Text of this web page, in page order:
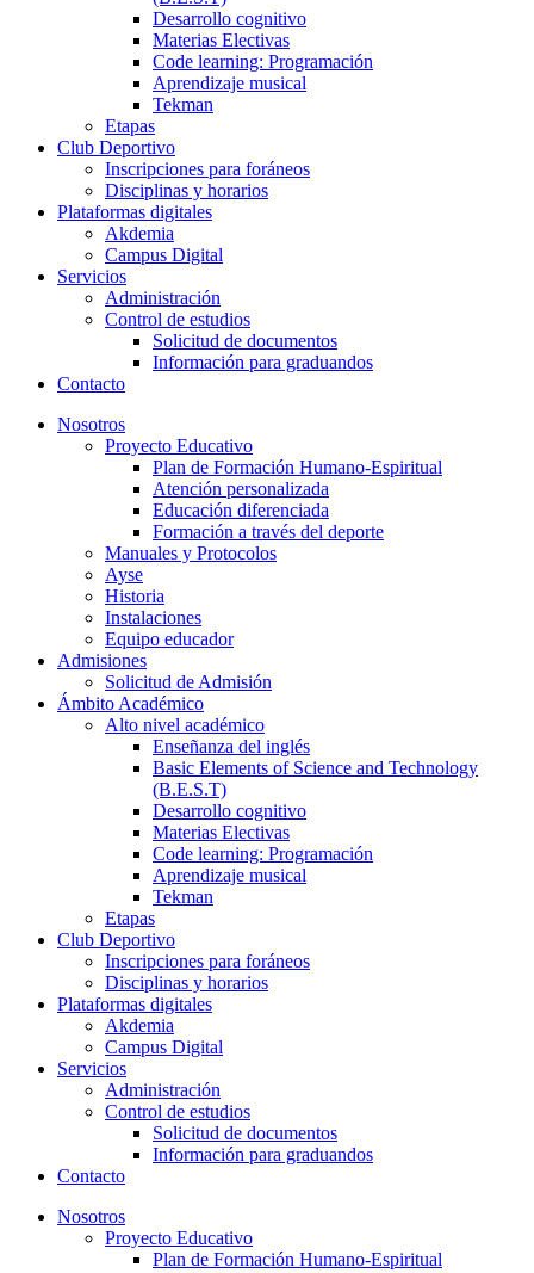
Desarrollo cognitivo
Materias Electivas
Code learning: Programación
Aprendizaje musical
Tekman
Etapas
Club Deportivo
Inscripciones para foráneos
Disciplinas y horarios
Plataformas digitales
Akdemia
Campus Digital
Servicios
Administración
Control de estudios
Solicitud de documentos
Información para graduandos
Contacto
Nosotros
Proyecto Educativo
Plan de Formación Humano-Espiritual
Atención personalizada
Educación diferenciada
Formación a través del deporte
Manuales y Protocolos
Ayse
Historia
Instalaciones
Equipo educador
Admisiones
Solicitud de Admisión
Ámbito Académico
Alto nivel académico
Enseñanza del inglés
Basic Elements of Science and Technology
(B.E.S.T)
Desarrollo cognitivo
Materias Electivas
Code learning: Programación
Aprendizaje musical
Tekman
Etapas
Club Deportivo
Inscripciones para foráneos
Disciplinas y horarios
Plataformas digitales
Akdemia
Campus Digital
Servicios
Administración
Control de estudios
Solicitud de documentos
Información para graduandos
Contacto
Nosotros
Proyecto Educativo
Plan de Formación Humano-Espiritual